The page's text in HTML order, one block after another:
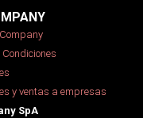
y ventas a empresas
SpA